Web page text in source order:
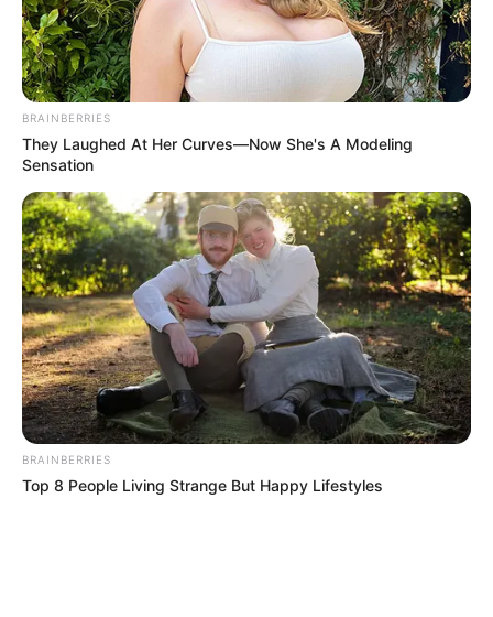
autoridades competentes. Además, manipular o alterar la
placa para evadir el control es un delito, que puede
desencadenar procesos judiciales por fraudeo
interferencia en función pública.
ALERTA BOGOTÁ EN GOOGLE NEWS
TEMAS RELACIONADOS
MULTAS DE TRÁNSITO
PICO Y PLACA
PICO Y PLACA EN BOGOTÁ
TRÁNSITO BOGOTÁ
MANTÉNGASE EN ALERTA
Tenemos todas las noticias que le
BRAINBERRIES
They Laughed At Her Curves—Now She's A Modeling
Sensation
BRAINBERRIES
Top 8 People Living Strange But Happy Lifestyles